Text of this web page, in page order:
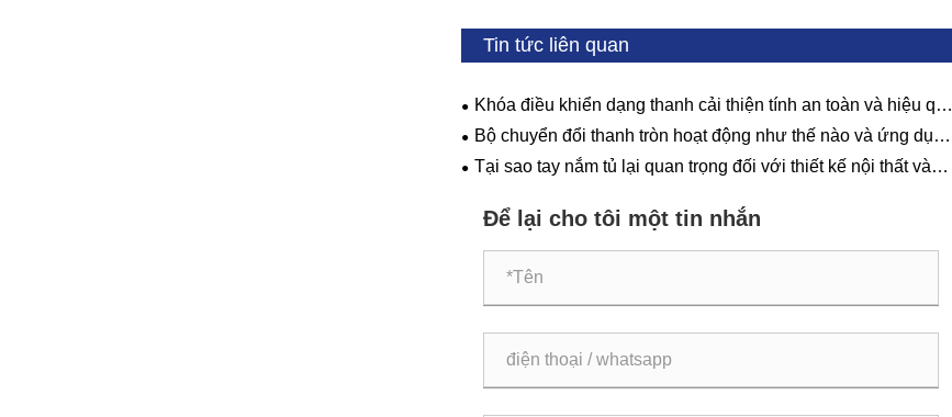
Tin tức liên quan
Khóa điều khiển dạng thanh cải thiện tính an toàn và hiệu quả
của cửa công nghiệp như thế nào?
Bộ chuyển đổi thanh tròn hoạt động như thế nào và ứng dụng
chính của nó là gì?
Tại sao tay nắm tủ lại quan trọng đối với thiết kế nội thất và
Để lại cho tôi một tin nhắn